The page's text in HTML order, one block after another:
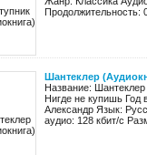
Продолжительность:
Шантеклер
Название:
Нигде не купишь Год
Александр Язык:
аудио: 128 кбит/c